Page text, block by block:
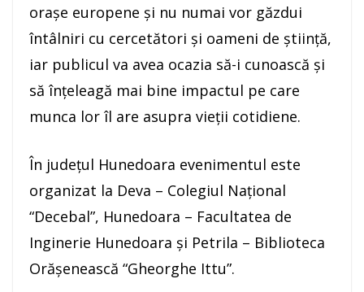
orașe europene și nu numai vor găzdui
întâlniri cu cercetători și oameni de știință,
iar publicul va avea ocazia să-i cunoască și
să înțeleagă mai bine impactul pe care
munca lor îl are asupra vieții cotidiene.
În județul Hunedoara evenimentul este
organizat la Deva – Colegiul Național
“Decebal”, Hunedoara – Facultatea de
Inginerie Hunedoara și Petrila – Biblioteca
Orășenească “Gheorghe Ittu”.